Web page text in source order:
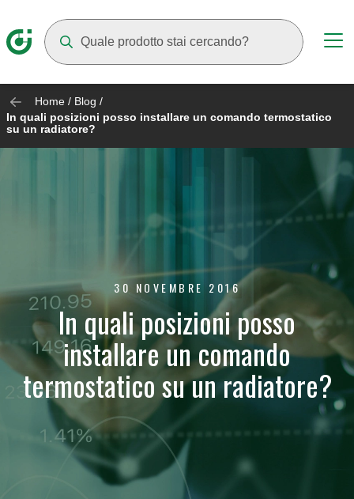
Home / Blog /
In quali posizioni posso installare un comando termostatico
su un radiatore?
30 NOVEMBRE 2016
In quali posizioni posso
installare un comando
termostatico su un radiatore?